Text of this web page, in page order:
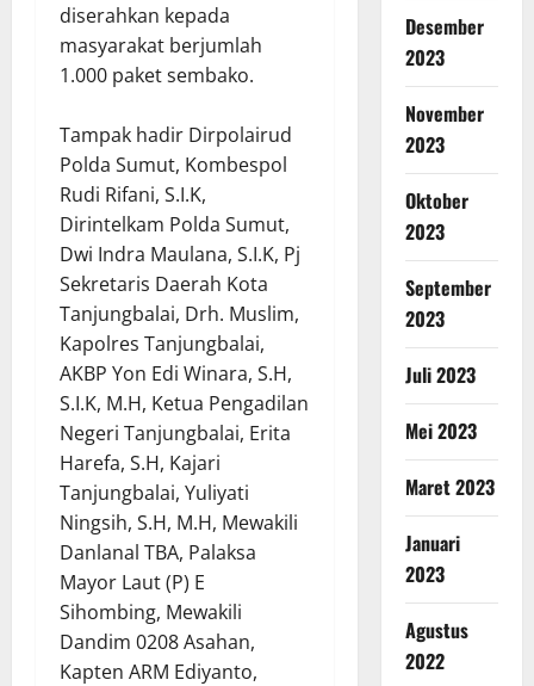
diserahkan kepada
masyarakat berjumlah
1.000 paket sembako.
Tampak hadir Dirpolairud
Polda Sumut, Kombespol
Rudi Rifani, S.I.K,
Dirintelkam Polda Sumut,
Dwi Indra Maulana, S.I.K, Pj
Sekretaris Daerah Kota
Tanjungbalai, Drh. Muslim,
Kapolres Tanjungbalai,
AKBP Yon Edi Winara, S.H,
S.I.K, M.H, Ketua Pengadilan
Negeri Tanjungbalai, Erita
Harefa, S.H, Kajari
Tanjungbalai, Yuliyati
Ningsih, S.H, M.H, Mewakili
Danlanal TBA, Palaksa
Mayor Laut (P) E
Sihombing, Mewakili
Dandim 0208 Asahan,
Kapten ARM Ediyanto,
Desember
2023
November
2023
Oktober
2023
September
2023
Juli 2023
Mei 2023
Maret 2023
Januari
2023
Agustus
2022